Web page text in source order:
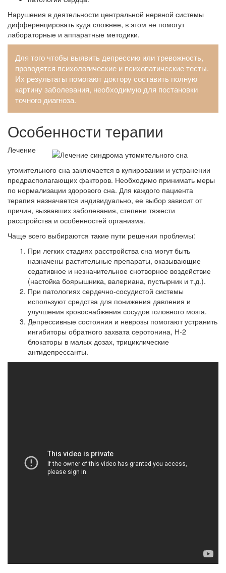
Нарушения в деятельности центральной нервной системы
дифференцировать куда сложнее, в этом не помогут
лабораторные и аппаратные методики.
Для того чтобы выявить депрессию или тревожность,
проводятся психологические и психопатические тесты.
Их результаты помогают доктору составить полную
картину заболевания, необходимую для постановки
точного диагноза.
Особенности терапии
Лечение
утомительного сна заключается в купировании и устранении
предрасполагающих факторов. Необходимо принимать меры
по нормализации здорового сна. Для каждого пациента
терапия назначается индивидуально, ее выбор зависит от
причин, вызвавших заболевания, степени тяжести
расстройства и особенностей организма.
Чаще всего выбираются такие пути решения проблемы:
При легких стадиях расстройства сна могут быть
назначены растительные препараты, оказывающие
седативное и незначительное снотворное воздействие
(настойка боярышника, валериана, пустырник и т.д.).
При патологиях сердечно-сосудистой системы
используют средства для понижения давления и
улучшения кровоснабжения сосудов головного мозга.
Депрессивные состояния и неврозы помогают устранить
ингибиторы обратного захвата серотонина, Н-2
блокаторы в малых дозах, трициклические
антидепрессанты.